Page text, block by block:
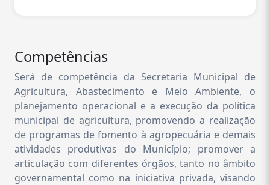
Competências
Será de competência da Secretaria Municipal de
Agricultura, Abastecimento e Meio Ambiente, o
planejamento operacional e a execução da política
municipal de agricultura, promovendo a realização
de programas de fomento à agropecuária e demais
atividades produtivas do Município; promover a
articulação com diferentes órgãos, tanto no âmbito
governamental como na iniciativa privada, visando